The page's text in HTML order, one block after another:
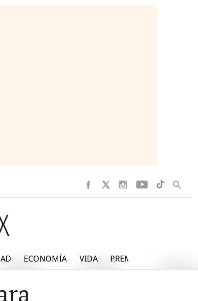
ECONOMÍA VIDA PREMIUM